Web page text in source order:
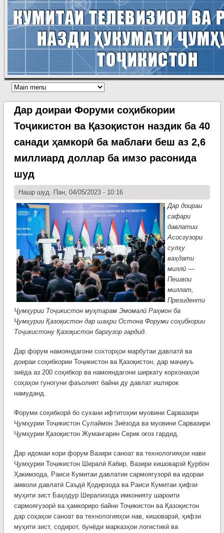
Дар доираи Форуми соҳибкории
Тоҷикистон ва Қазоқистон наздик ба 40
санади ҳамкорӣ ба маблағи беш аз 2,6
миллиард доллар ба имзо расонида
шуд
Нашр шуд. Пан, 04/05/2023 - 10:16
Дар доираи
сафари
давлатии
Асосгузори
сулҳу
ваҳдати
миллӣ —
Пешвои
миллат,
Президенти
Ҷумҳурии Тоҷикистон муҳтарам Эмомалӣ Раҳмон ба
Ҷумҳурии Қазоқистон дар шаҳри Остона Форуми соҳибкории
Тоҷикистону Қазоқистон баргузор гардид.
Дар форум намояндагони сохторҳои марбутаи давлатӣ ва
доираи соҳибкории Тоҷикистон ва Қазоқистон, дар маҷмуъ
зиёда аз 200 соҳибкор ва намояндагони ширкату корхонаҳои
соҳаҳои гуногуни фаъолият байни ду давлат иштирок
намуданд.
Форуми соҳибкорӣ бо сухани ифтитоҳии муовини Сарвазири
Ҷумҳурии Тоҷикистон Сулаймон Зиёзода ва муовини Сарвазири
Ҷумҳурии Қазоқистон Жумангарин Серик оғоз гардид.
Дар идомаи кори форум Вазири саноат ва технологияҳои нави
Ҷумҳурии Тоҷикистон Шералӣ Кабир, Вазири кишоварзӣ Қурбон
Ҳакимзода, Раиси Кумитаи давлатии сармоягузорӣ ва идораи
амволи давлатӣ Саъдӣ Қодирзода ва Раиси Кумитаи ҳифзи
муҳити зист Баҳодур Шерализода имконияту шароити
сармоягузорӣ ва ҳамкориро байни Тоҷикистон ва Қазоқистон
дар соҳаҳои саноат ва технологияҳои нав, кишоварзӣ, ҳифзи
муҳити зист, содирот, бунёди марказҳои логистикӣ ва